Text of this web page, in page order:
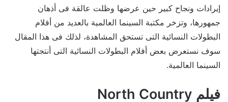
إيرادات ونجاح كبير حين عرضها وظلت عالقة فى أذهان
جمهورها، وتزخر مكتبة السينما العالمية بالعديد من أفلام
البطولات النسائية التى تستحق المشاهدة، لذلك فى هذا المقال
سوف نستعرض بعض أفلام البطولات النسائية التى أنتجتها
السينما العالمية.
فيلم North Country